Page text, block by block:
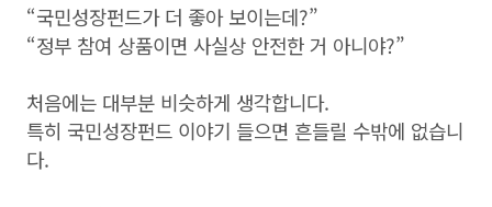
“국민성장펀드가 더 좋아 보이는데?”
“정부 참여 상품이면 사실상 안전한 거 아니야?”
처음에는 대부분 비슷하게 생각합니다.
특히 국민성장펀드 이야기 들으면 흔들릴 수밖에 없습니
다.